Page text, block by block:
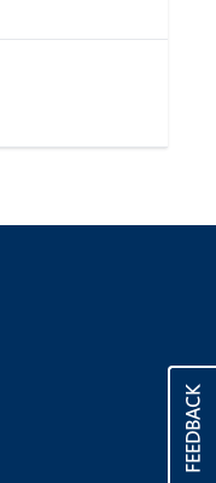
FEEDBACK